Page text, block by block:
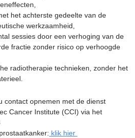
het achterste gedeelte van de
werkzaamheid,
sessies door een verhoging van de
fractie zonder risico op verhoogde
radiotherapie technieken, zonder het
contact opnemen met de dienst
Cancer Institute (CCI) via het
klik hier